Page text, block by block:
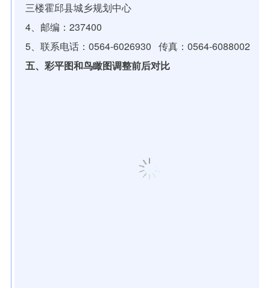
三楼霍邱县城乡规划中心
4、邮编：237400
5、联系电话：0564-6026930 传真：0564-6088002
五、彩平图和鸟瞰图调整前后对比